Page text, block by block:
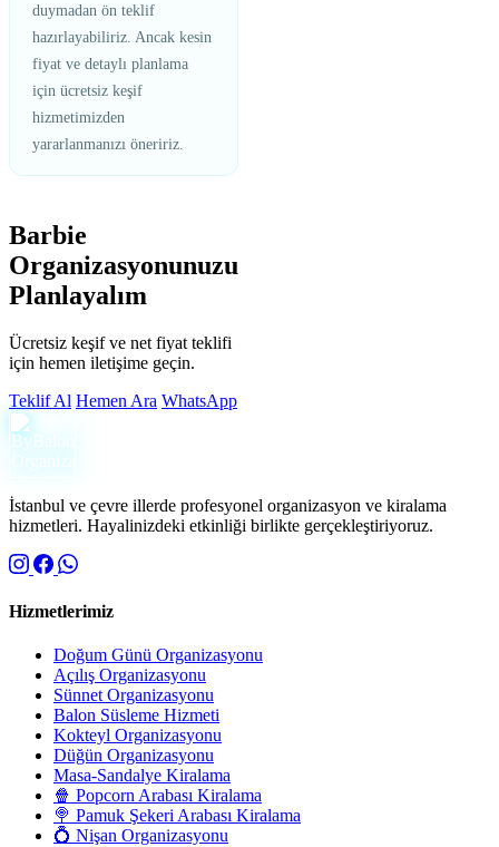
duymadan ön teklif
hazırlayabiliriz. Ancak kesin
fiyat ve detaylı planlama
için ücretsiz keşif
hizmetimizden
yararlanmanızı öneririz.
Barbie
Organizasyonunuzu
Planlayalım
Ücretsiz keşif ve net fiyat teklifi
için hemen iletişime geçin.
Teklif Al Hemen Ara WhatsApp
İstanbul ve çevre illerde profesyonel organizasyon ve kiralama
hizmetleri. Hayalinizdeki etkinliği birlikte gerçekleştiriyoruz.
Hizmetlerimiz
Doğum Günü Organizasyonu
Açılış Organizasyonu
Sünnet Organizasyonu
Balon Süsleme Hizmeti
Kokteyl Organizasyonu
Düğün Organizasyonu
Masa-Sandalye Kiralama
🍿 Popcorn Arabası Kiralama
🍭 Pamuk Şekeri Arabası Kiralama
💍 Nişan Organizasyonu